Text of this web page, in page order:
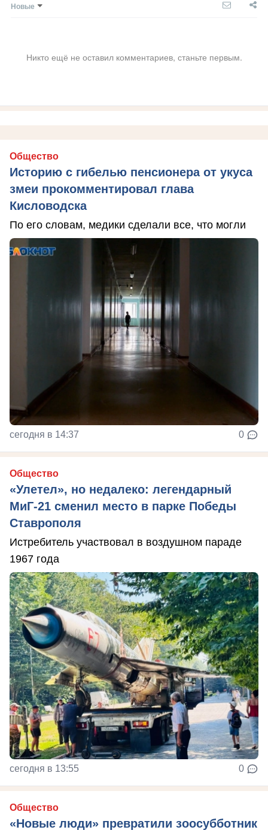
Новые
Никто ещё не оставил комментариев, станьте первым.
Общество
Историю с гибелью пенсионера от укуса
змеи прокомментировал глава
Кисловодска
По его словам, медики сделали все, что могли
сегодня в 14:37 0
Общество
«Улетел», но недалеко: легендарный
МиГ-21 сменил место в парке Победы
Ставрополя
Истребитель участвовал в воздушном параде
1967 года
сегодня в 13:55 0
Общество
«Новые люди» превратили зоосубботник